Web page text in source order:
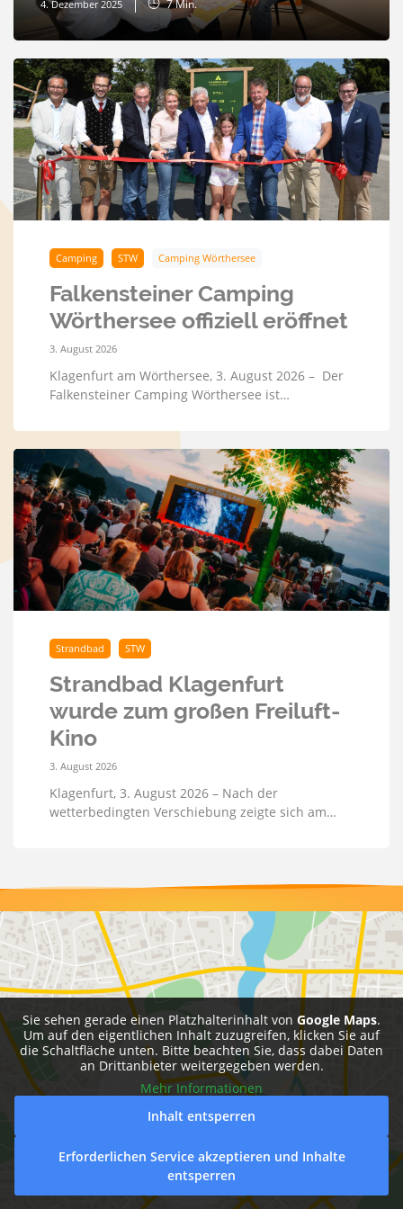
4. Dezember 2025 7Min.
Camping STW Camping Wörthersee
Falkensteiner Camping
Wörthersee offiziell eröffnet
3. August 2026
Klagenfurt am Wörthersee, 3. August 2026 – Der
Falkensteiner Camping Wörthersee ist…
Strandbad STW
Strandbad Klagenfurt
wurde zum großen Freiluft-
Kino
3. August 2026
Klagenfurt, 3. August 2026 – Nach der
wetterbedingten Verschiebung zeigte sich am…
Sie sehen gerade einen Platzhalterinhalt von Google Maps.
Um auf den eigentlichen Inhalt zuzugreifen, klicken Sie auf
die Schaltfläche unten. Bitte beachten Sie, dass dabei Daten
an Drittanbieter weitergegeben werden.
Mehr Informationen
Inhalt entsperren
Erforderlichen Service akzeptieren und Inhalte
entsperren